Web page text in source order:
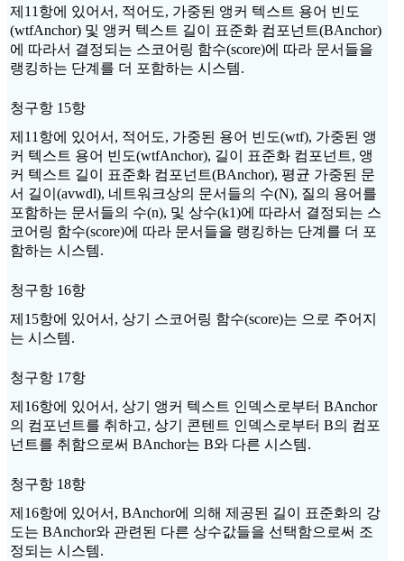
제11항에 있어서, 적어도, 가중된 앵커 텍스트 용어 빈도
(wtfAnchor) 및 앵커 텍스트 길이 표준화 컴포넌트(BAnchor)
에 따라서 결정되는 스코어링 함수(score)에 따라 문서들을
랭킹하는 단계를 더 포함하는 시스템.
청구항 15항
제11항에 있어서, 적어도, 가중된 용어 빈도(wtf), 가중된 앵
커 텍스트 용어 빈도(wtfAnchor), 길이 표준화 컴포넌트, 앵
커 텍스트 길이 표준화 컴포넌트(BAnchor), 평균 가중된 문
서 길이(avwdl), 네트워크상의 문서들의 수(N), 질의 용어를
포함하는 문서들의 수(n), 및 상수(k1)에 따라서 결정되는 스
코어링 함수(score)에 따라 문서들을 랭킹하는 단계를 더 포
함하는 시스템.
청구항 16항
제15항에 있어서, 상기 스코어링 함수(score)는 으로 주어지
는 시스템.
청구항 17항
제16항에 있어서, 상기 앵커 텍스트 인덱스로부터 BAnchor
의 컴포넌트를 취하고, 상기 콘텐트 인덱스로부터 B의 컴포
넌트를 취함으로써 BAnchor는 B와 다른 시스템.
청구항 18항
제16항에 있어서, BAnchor에 의해 제공된 길이 표준화의 강
도는 BAnchor와 관련된 다른 상수값들을 선택함으로써 조
정되는 시스템.